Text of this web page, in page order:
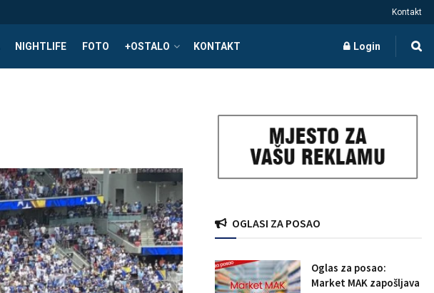
Kontakt
NIGHTLIFE FOTO +OSTALO KONTAKT Login
OGLASI ZA POSAO
Oglas za posao:
Market MAK zapošljava